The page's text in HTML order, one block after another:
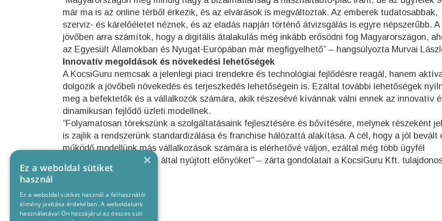
már ma is az online térből érkezik, és az elvárások is megváltoztak. Az emberek tudatosabbak,
szerviz- és kárelőéletet néznek, és az eladás napján történő átvizsgálás is egyre népszerűbb. A
jövőben arra számítok, hogy a digitális átalakulás még inkább erősödni fog Magyarországon,
az Egyesült Államokban és Nyugat-Európában már megfigyelhető” – hangsúlyozta Murvai
Innovatív megoldások és növekedési lehetőségek
A KocsiGuru nemcsak a jelenlegi piaci trendekre és technológiai fejlődésre reagál, hanem
dolgozik a jövőbeli növekedés és terjeszkedés lehetőségein is. Ezáltal további lehetőségek
meg a befektetők és a vállalkozók számára, akik részesévé kívánnak válni ennek az innovatív
dinamikusan fejlődő üzleti modellnek.
“Folyamatosan törekszünk a szolgáltatásaink fejlesztésére és bővítésére, melynek részeként
is zajlik a rendszerünk standardizálása és franchise hálózattá alakítása. A cél, hogy a jól bevált
működő modellünk más vállalkozások számára is elérhetővé váljon, ezáltal még több ügyfél
élvezhesse a KocsiGuru által nyújtott előnyöket” – zárta gondolatait a KocsiGuru Kft.
×
Ez a weboldal sütiket
használ
Ez a weboldal sütiket használ a felhasználói
élmény javítása érdekében. A weboldalunk
használatával Ön hozzájárul az összes süti